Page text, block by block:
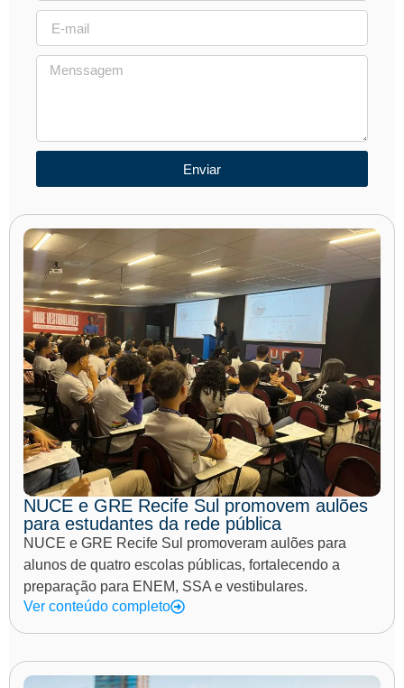
Enviar
NUCE e GRE Recife Sul promovem aulões
para estudantes da rede pública
NUCE e GRE Recife Sul promoveram aulões para
alunos de quatro escolas públicas, fortalecendo a
preparação para ENEM, SSA e vestibulares.
Ver conteúdo completo